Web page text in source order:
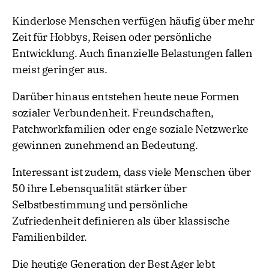
Kinderlose Menschen verfügen häufig über mehr
Zeit für Hobbys, Reisen oder persönliche
Entwicklung. Auch finanzielle Belastungen fallen
meist geringer aus.
Darüber hinaus entstehen heute neue Formen
sozialer Verbundenheit. Freundschaften,
Patchworkfamilien oder enge soziale Netzwerke
gewinnen zunehmend an Bedeutung.
Interessant ist zudem, dass viele Menschen über
50 ihre Lebensqualität stärker über
Selbstbestimmung und persönliche
Zufriedenheit definieren als über klassische
Familienbilder.
Die heutige Generation der Best Ager lebt